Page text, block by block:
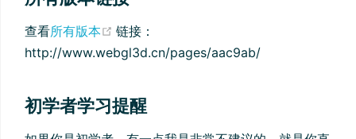
查看所有版本 (opens new window)
链接：
http://www.webgl3d.cn/pages/aac9ab/
初学者学习提醒